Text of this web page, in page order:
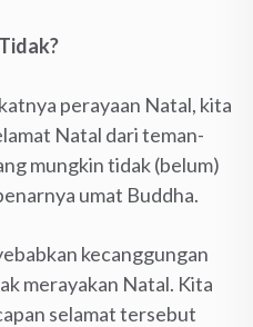
perayaan Natal, kita
Natal dari teman-
mungkin tidak (belum)
umat Buddha.
kecanggungan
merayakan Natal. Kita
selamat tersebut